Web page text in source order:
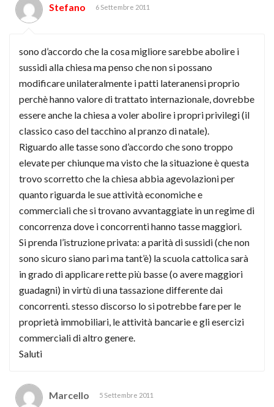
Stefano 6 Settembre 2011
sono d’accordo che la cosa migliore sarebbe abolire i
sussidi alla chiesa ma penso che non si possano
modificare unilateralmente i patti lateranensi proprio
perchè hanno valore di trattato internazionale, dovrebbe
essere anche la chiesa a voler abolire i propri privilegi (il
classico caso del tacchino al pranzo di natale).
Riguardo alle tasse sono d’accordo che sono troppo
elevate per chiunque ma visto che la situazione è questa
trovo scorretto che la chiesa abbia agevolazioni per
quanto riguarda le sue attività economiche e
commerciali che si trovano avvantaggiate in un regime di
concorrenza dove i concorrenti hanno tasse maggiori.
Si prenda l’istruzione privata: a parità di sussidi (che non
sono sicuro siano pari ma tant’è) la scuola cattolica sarà
in grado di applicare rette più basse (o avere maggiori
guadagni) in virtù di una tassazione differente dai
concorrenti. stesso discorso lo si potrebbe fare per le
proprietà immobiliari, le attività bancarie e gli esercizi
commerciali di altro genere.
Saluti
Marcello 5 Settembre 2011